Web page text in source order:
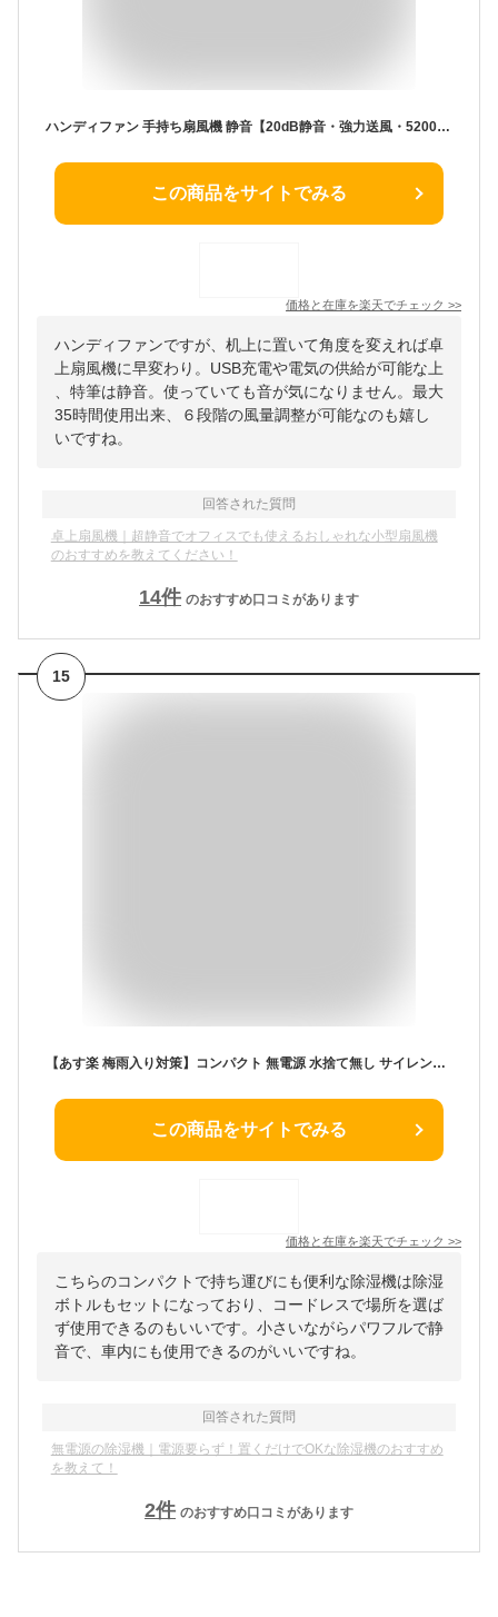
ハンディファン 手持ち扇風機 静音【20dB静音・強力送風・5200mAhモバイル バッテリー】 携帯扇風機 充電式 ハンディ扇風機 静音 小型扇風機 強力 USB扇風機 Type-C 最大35時間動作 6段階風量調節 手持ち クリップ 首掛け 卓上 扇風機 ミニ ウルハーバースタイル ブラック【
この商品をサイトでみる
価格と在庫を楽天でチェック >>
ハンディファンですが、机上に置いて角度を変えれば卓
上扇風機に早変わり。USB充電や電気の供給が可能な上
、特筆は静音。使っていても音が気になりません。最大
35時間使用出来、６段階の風量調整が可能なのも嬉し
いですね。
回答された質問
卓上扇風機｜超静音でオフィスでも使えるおしゃれな小型扇風機
のおすすめを教えてください！
14件 のおすすめ口コミがあります
15
【あす楽 梅雨入り対策】コンパクト 無電源 水捨て無し サイレント Afloia コンパクト 除湿機 セット+除湿ボトル1本 コードレス 繰り返し クローゼット 靴箱 押し入れ 除湿 小型 子供部屋 車内/本棚 乾燥剤 湿気取り 梅雨/カビ対策 トイレ 送料無料
この商品をサイトでみる
価格と在庫を楽天でチェック >>
こちらのコンパクトで持ち運びにも便利な除湿機は除湿
ボトルもセットになっており、コードレスで場所を選ば
ず使用できるのもいいです。小さいながらパワフルで静
音で、車内にも使用できるのがいいですね。
回答された質問
無電源の除湿機｜電源要らず！置くだけでOKな除湿機のおすすめ
を教えて！
2件 のおすすめ口コミがあります